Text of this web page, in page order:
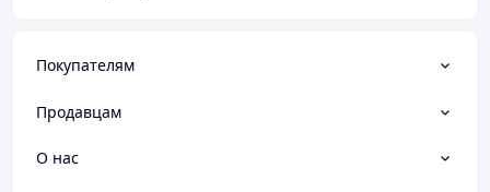
Покупателям
Продавцам
О нас